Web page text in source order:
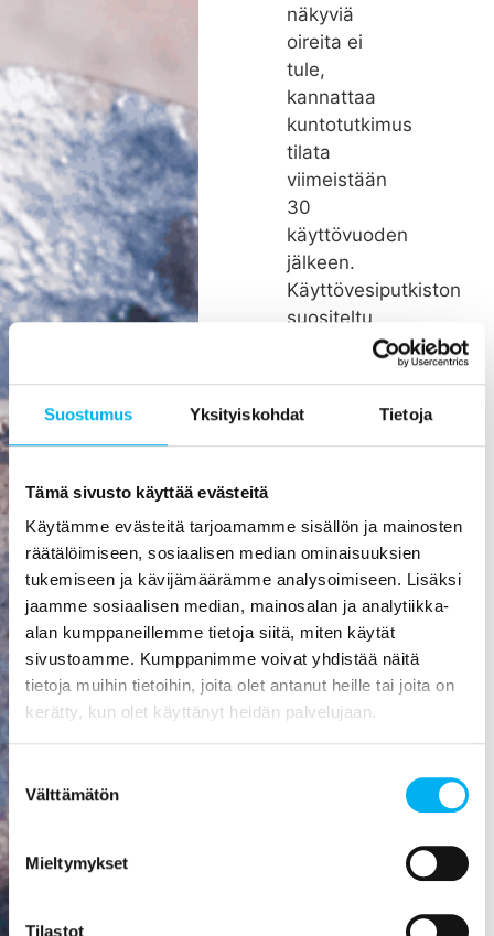
Suostumus Yksityiskohdat Tietoja
Tämä sivusto käyttää evästeitä
Käytämme evästeitä tarjoamamme sisällön ja mainosten
räätälöimiseen, sosiaalisen median ominaisuuksien
tukemiseen ja kävijämäärämme analysoimiseen. Lisäksi
jaamme sosiaalisen median, mainosalan ja analytiikka-
alan kumppaneillemme tietoja siitä, miten käytät
sivustoamme. Kumppanimme voivat yhdistää näitä
tietoja muihin tietoihin, joita olet antanut heille tai joita on
kerätty, kun olet käyttänyt heidän palvelujaan.
valinta
Välttämätön
Mieltymykset
Tilastot
näkyviä
oireita ei
tule,
kannattaa
kuntotutkimus
tilata
viimeistään
30
käyttövuoden
jälkeen.
Käyttövesiputkiston
suositeltu
remonttiväli
Rakenteiden
pienikin
vuoto voi
aiheuttaa
mittavat
kosteusvauriot,
kuten
vesivahingon
homehtumisen.